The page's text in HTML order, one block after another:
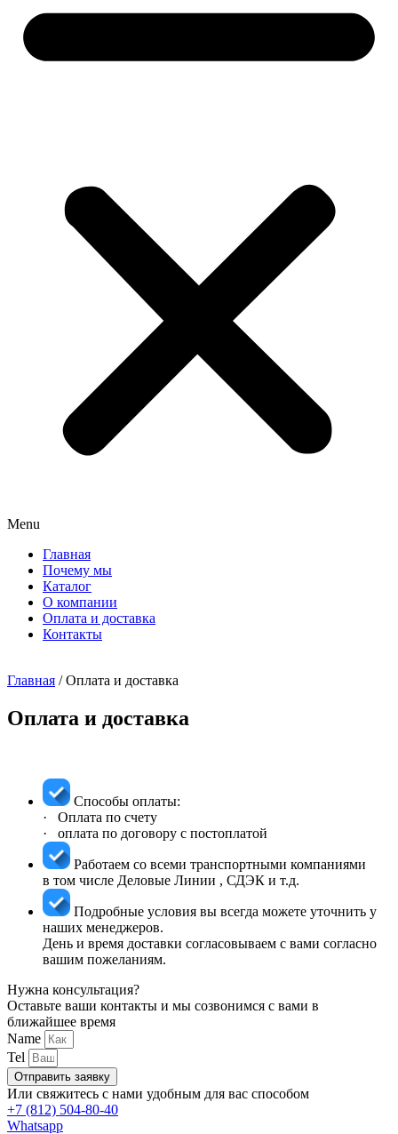
Menu
Главная
Почему мы
Каталог
О компании
Оплата и доставка
Контакты
Главная / Оплата и доставка
Оплата и доставка
Способы оплаты:
· Оплата по счету
· оплата по договору с постоплатой
Работаем со всеми транспортными компаниями
в том числе Деловые Линии , СДЭК и т.д.
Подробные условия вы всегда можете уточнить у
наших менеджеров.
День и время доставки согласовываем с вами согласно
вашим пожеланиям.
Нужна консультация?
Оставьте ваши контакты и мы созвонимся с вами в
ближайшее время
Name
Tel
Отправить заявку
Или свяжитесь с нами удобным для вас способом
+7 (812) 504-80-40
Whatsapp